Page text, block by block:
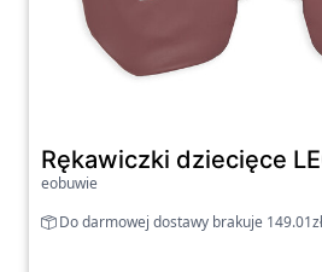
Rękawiczki dziecięce
eobuwie
Do darmowej dostawy brakuje 149.01zł